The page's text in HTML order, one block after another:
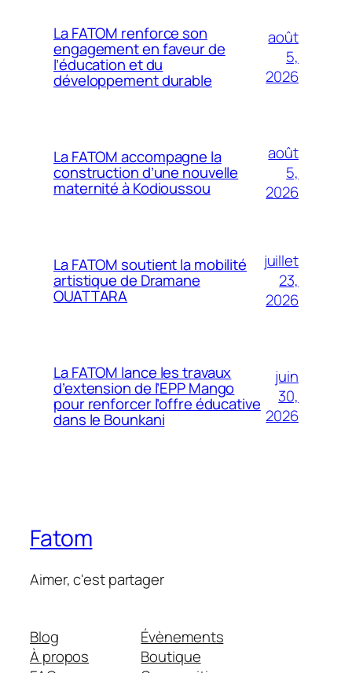
La FATOM renforce son
engagement en faveur de
l’éducation et du
développement durable
août
5,
2026
La FATOM accompagne la
construction d’une nouvelle
maternité à Kodioussou
août
5,
2026
La FATOM soutient la mobilité
artistique de Dramane
OUATTARA
juillet
23,
2026
La FATOM lance les travaux
d’extension de l’EPP Mango
pour renforcer l’offre éducative
dans le Bounkani
juin
30,
2026
Fatom
Aimer, c'est partager
Blog
À propos
Évènements
Boutique